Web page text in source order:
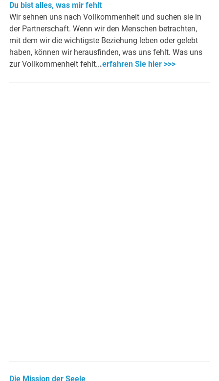
Du bist alles, was mir fehlt
Wir sehnen uns nach Vollkommenheit und suchen sie in
der Partnerschaft. Wenn wir den Menschen betrachten,
mit dem wir die wichtigste Beziehung leben oder gelebt
haben, können wir herausfinden, was uns fehlt. Was uns
zur Vollkommenheit fehlt...erfahren Sie hier >>>
Die Mission der Seele